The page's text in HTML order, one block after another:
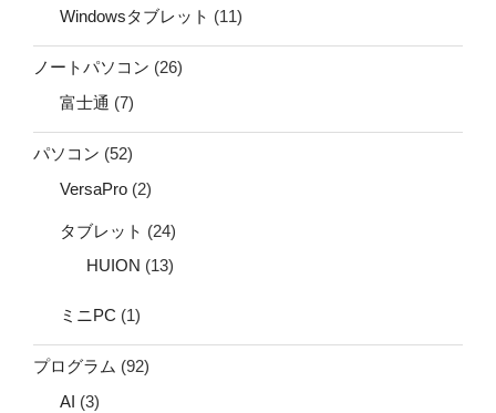
Windowsタブレット (11)
ノートパソコン (26)
富士通 (7)
パソコン (52)
VersaPro (2)
タブレット (24)
HUION (13)
ミニPC (1)
プログラム (92)
AI (3)